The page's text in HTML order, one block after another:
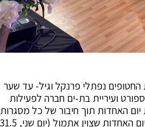
נפתלי פרנקל וגיל- עד שער
ועיריית בת-ים חברה לפעילות
האחדות תוך חיבור של כל מסגרות